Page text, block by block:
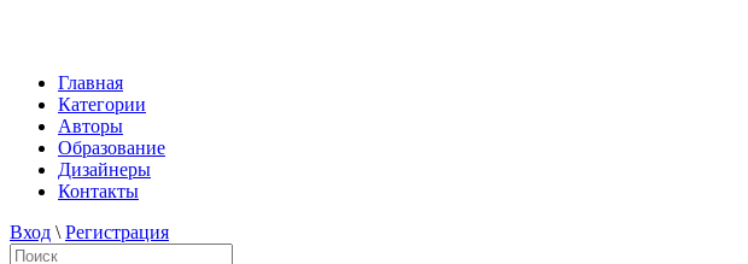
Главная
Категории
Авторы
Образование
Дизайнеры
Контакты
Вход \ Регистрация